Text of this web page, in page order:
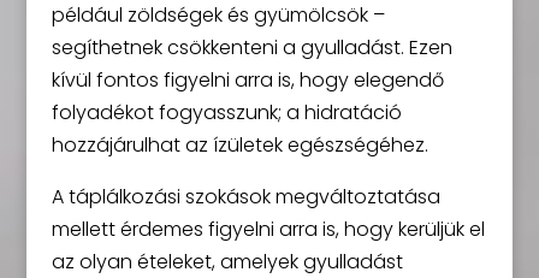
például zöldségek és gyümölcsök –
segíthetnek csökkenteni a gyulladást. Ezen
kívül fontos figyelni arra is, hogy elegendő
folyadékot fogyasszunk; a hidratáció
hozzájárulhat az ízületek egészségéhez.
A táplálkozási szokások megváltoztatása
mellett érdemes figyelni arra is, hogy kerüljük el
az olyan ételeket, amelyek gyulladást